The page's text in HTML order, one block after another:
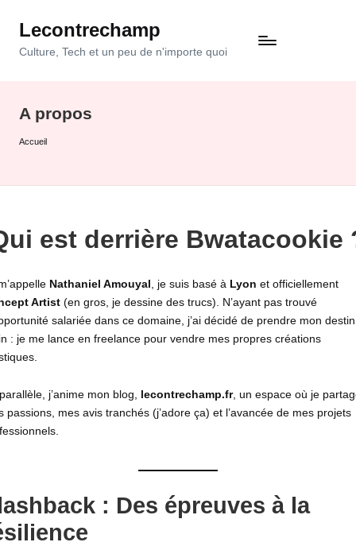
SkipLecontrechamp
Culture, Tech et un peu de n'importe quoi
A propos
Accueil
est derrière Bwatacookie
Nathaniel Amouyal , je suis basé à Lyon et officiellement
Artist (en gros, je dessine des trucs). N’ayant pas trouvé
salariée dans ce domaine, j’ai décidé de prendre mon
: je me lance en freelance pour vendre mes propres créations
j’anime mon blog, lecontrechamp.fr, un espace où je
passions, mes avis tranchés (j’adore ça) et l’avancée de mes projets
: Des épreuves à la